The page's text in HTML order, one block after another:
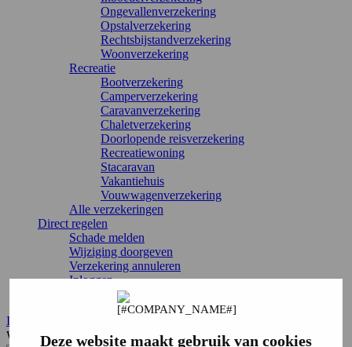
Deze website maakt gebruik van cookies
Ongevallenverzekering
Opstalverzekering
Rechtsbijstandverzekering
Woonverzekering
Recreatie
Bootverzekering
Camperverzekering
Caravanverzekering
Chaletverzekering
Doorlopende reisverzekering
Recreatiewoning
Stacaravan
Vakantiehuis
Vouwwagenverzekering
Alle verzekeringen
Direct regelen
Schade melden
Wijziging doorgeven
Verzekering annuleren
Inloggen
Service & contact
Inloggen
Waar ben je naar op zoek?